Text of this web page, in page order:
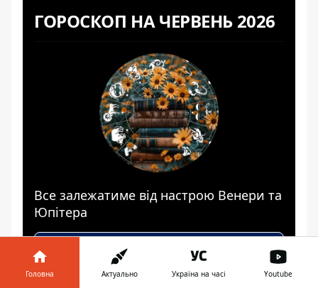
ГОРОСКОП НА ЧЕРВЕНЬ 2026
Все залежатиме від настрою Венери та
Юпітера
Подивитися
Головна Актуально Україна на часі Youtube